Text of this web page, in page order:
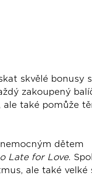
skvělé bonusy
zakoupený
také pomůže
dětem
Late for Love.
ale také velké